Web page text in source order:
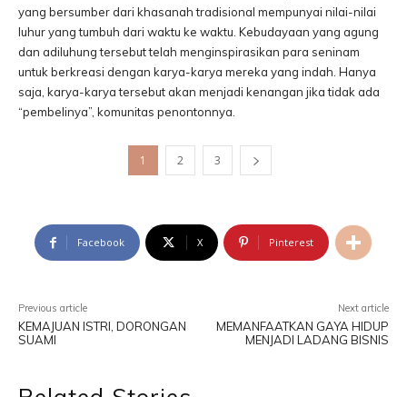
yang bersumber dari khasanah tradisional mempunyai nilai-nilai
luhur yang tumbuh dari waktu ke waktu. Kebudayaan yang agung
dan adiluhung tersebut telah menginspirasikan para seninam
untuk berkreasi dengan karya-karya mereka yang indah. Hanya
saja, karya-karya tersebut akan menjadi kenangan jika tidak ada
“pembelinya”, komunitas penontonnya.
1 2 3
Facebook X Pinterest
Previous article
KEMAJUAN ISTRI, DORONGAN
SUAMI
Next article
MEMANFAATKAN GAYA HIDUP
MENJADI LADANG BISNIS